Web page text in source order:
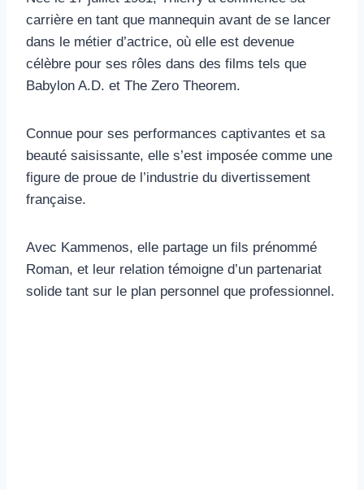
carrière en tant que mannequin avant de se lancer
dans le métier d’actrice, où elle est devenue
célèbre pour ses rôles dans des films tels que
Babylon A.D. et The Zero Theorem.
Connue pour ses performances captivantes et sa
beauté saisissante, elle s’est imposée comme une
figure de proue de l’industrie du divertissement
française.
Avec Kammenos, elle partage un fils prénommé
Roman, et leur relation témoigne d’un partenariat
solide tant sur le plan personnel que professionnel.